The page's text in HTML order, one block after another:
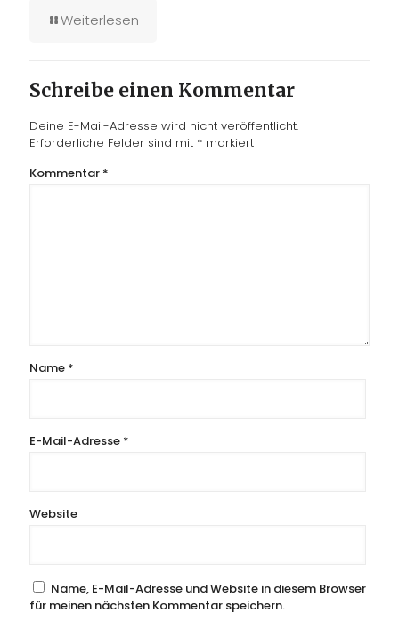
Weiterlesen
Schreibe einen Kommentar
Deine E-Mail-Adresse wird nicht veröffentlicht.
Erforderliche Felder sind mit * markiert
Kommentar *
Name *
E-Mail-Adresse *
Website
Name, E-Mail-Adresse und Website in diesem Browser
für meinen nächsten Kommentar speichern.